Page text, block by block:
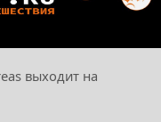
выходит на